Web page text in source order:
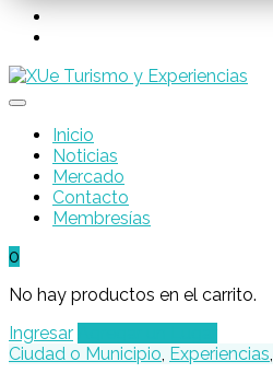
Inicio
Noticias
Mercado
Contacto
Membresías
0
No hay productos en el carrito.
Ingresar
Ciudad o Municipio, Experiencias,